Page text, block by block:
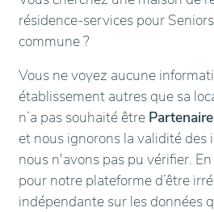
résidence-services pour
commune ?
Vous ne voyez aucune
établissement autres que sa
n’a pas souhaité être Partenaire
et nous ignorons la validité des
nous n'avons pas pu vérifier.
pour notre plateforme d’être
indépendante sur les données